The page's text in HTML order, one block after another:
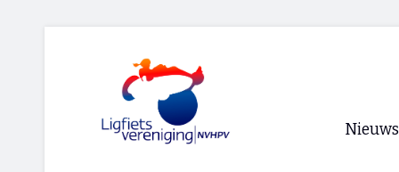
Nieuws